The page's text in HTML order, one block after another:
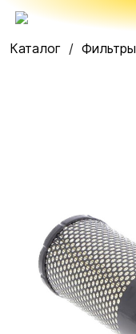
Каталог Фильтры